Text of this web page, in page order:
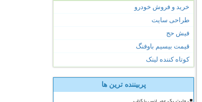
خرید و فروش خودرو
طراحی سایت
فیش حج
قیمت بیسیم باوفنگ
کوتاه کننده لینک
پربیننده ترین ها